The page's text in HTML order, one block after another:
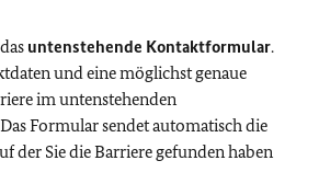
untenstehende Kontaktformular.
und eine möglichst genaue
im untenstehenden
Formular sendet automatisch die
der Sie die Barriere gefunden haben